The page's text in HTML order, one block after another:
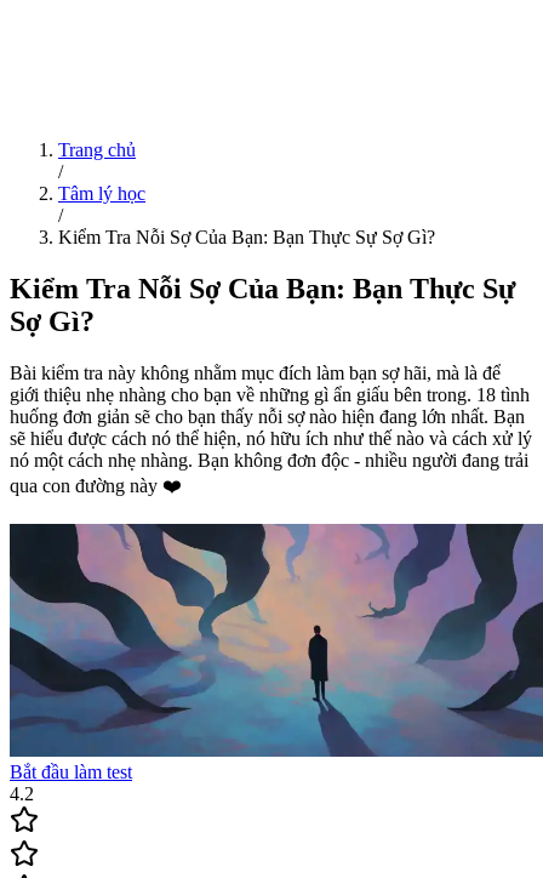
Trang chủ
/
Tâm lý học
/
Kiểm Tra Nỗi Sợ Của Bạn: Bạn Thực Sự Sợ Gì?
Kiểm Tra Nỗi Sợ Của Bạn: Bạn Thực Sự
Sợ Gì?
Bài kiểm tra này không nhằm mục đích làm bạn sợ hãi, mà là để
giới thiệu nhẹ nhàng cho bạn về những gì ẩn giấu bên trong. 18 tình
huống đơn giản sẽ cho bạn thấy nỗi sợ nào hiện đang lớn nhất. Bạn
sẽ hiểu được cách nó thể hiện, nó hữu ích như thế nào và cách xử lý
nó một cách nhẹ nhàng. Bạn không đơn độc - nhiều người đang trải
qua con đường này ❤️
Bắt đầu làm test
4.2